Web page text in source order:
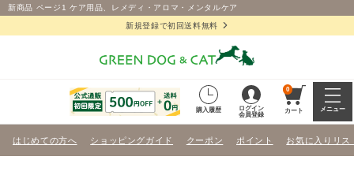
新商品 ページ1 ケア用品、レメディ・アロマ・メンタルケア
新規登録で初回送料無料
購入履歴
ログイン
会員登録
0
カート メニュー
はじめての方へ ショッピングガイド クーポン ポイント お気に入りリス